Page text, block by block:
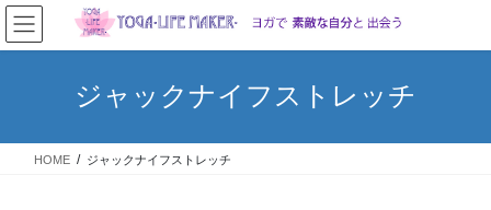
コ
ン
テ
ス
ナ
ビ
ゲ
ン
ジャックナイフストレッチ
HOME ジャックナイフストレッチ